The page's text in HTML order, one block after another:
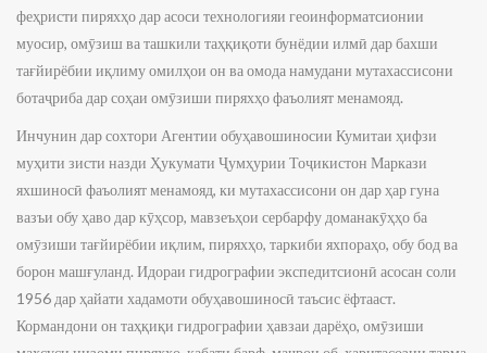
феҳристи пиряхҳо дар асоси технологияи геоинформатсионии
муосир, омӯзиш ва ташкили таҳқиқоти бунёдии илмӣ дар бахши
тағйирёбии иқлиму омилҳои он ва омода намудани мутахассисони
ботаҷриба дар соҳаи омӯзиши пиряхҳо фаъолият менамояд.
Инчунин дар сохтори Агентии обуҳавошиносии Кумитаи ҳифзи
муҳити зисти назди Ҳукумати Ҷумҳурии Тоҷикистон Маркази
яхшиносӣ фаъолият менамояд, ки мутахассисони он дар ҳар гуна
вазъи обу ҳаво дар кӯҳсор, мавзеъҳои сербарфу доманакӯҳҳо ба
омӯзиши тағйирёбии иқлим, пиряхҳо, таркиби яхпораҳо, обу бод ва
борон машғуланд. Идораи гидрографии экспедитсионӣ асосан соли
1956 дар ҳайати хадамоти обуҳавошиносӣ таъсис ёфтааст.
Кормандони он таҳқиқи гидрографии ҳавзаи дарёҳо, омӯзиши